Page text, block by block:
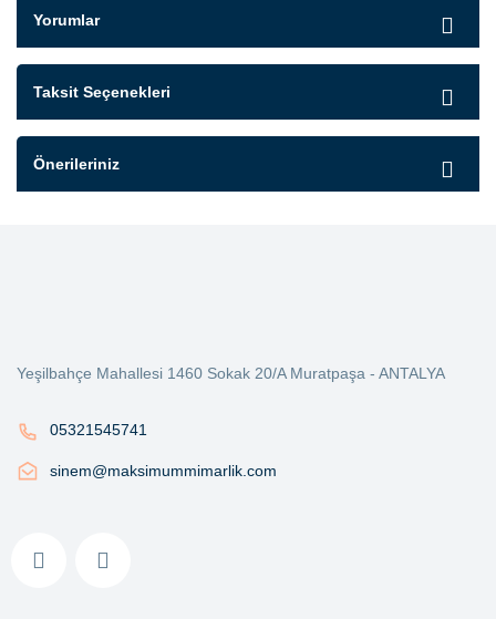
Yorumlar
Taksit Seçenekleri
Önerileriniz
Yeşilbahçe Mahallesi 1460 Sokak 20/A Muratpaşa - ANTALYA
05321545741
sinem@maksimummimarlik.com